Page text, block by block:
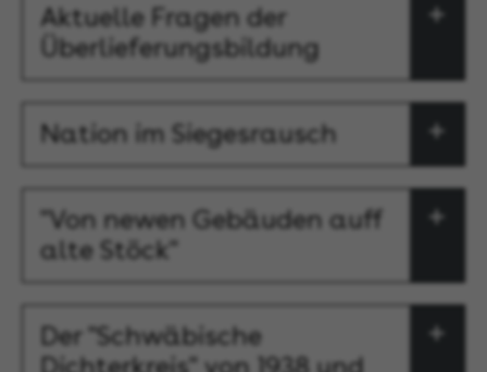
Aktuelle Fragen der
Überlieferungsbildung
Nation im Siegesrausch
"Von newen Gebäuden auff
alte Stöck"
Der "Schwäbische